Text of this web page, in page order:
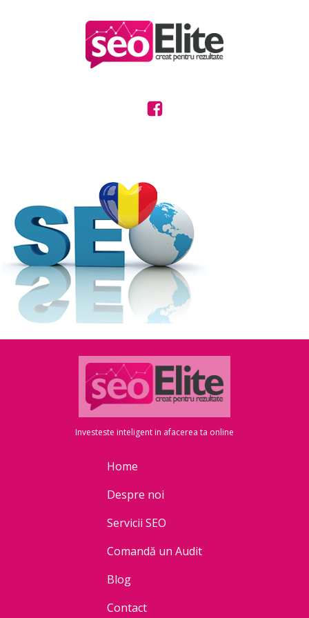
Investeste inteligent in afacerea ta online
Home
Despre noi
Servicii SEO
Comandă un Audit
Blog
Contact